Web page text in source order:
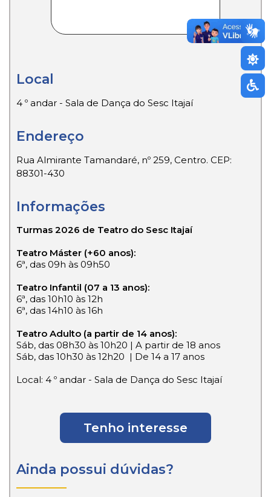
Local
4 º andar - Sala de Dança do Sesc Itajaí
Endereço
Rua Almirante Tamandaré, nº 259, Centro. CEP:
88301-430
Informações
Turmas 2026 de Teatro do Sesc Itajaí
Teatro Máster (+60 anos):
6ª, das 09h às 09h50
Teatro Infantil (07 a 13 anos):
6ª, das 10h10 às 12h
6ª, das 14h10 às 16h
Teatro Adulto (a partir de 14 anos):
Sáb, das 08h30 às 10h20 | A partir de 18 anos
Sáb, das 10h30 às 12h20 | De 14 a 17 anos
Local: 4 º andar - Sala de Dança do Sesc Itajaí
Tenho interesse
Ainda possui dúvidas?